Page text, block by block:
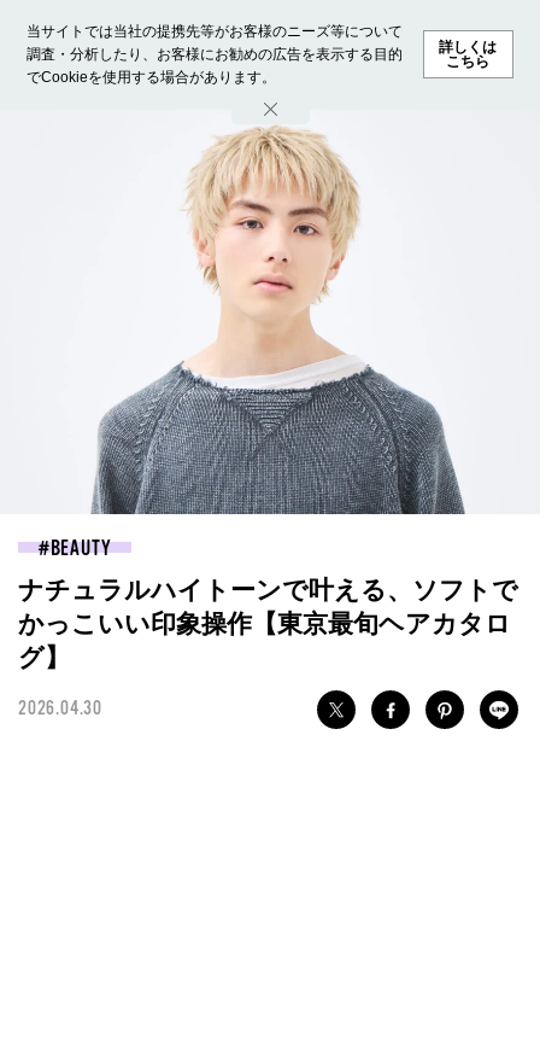
当サイトでは当社の提携先等がお客様のニーズ等について
調査・分析したり、お客様にお勧めの広告を表示する目的
でCookieを使用する場合があります。
詳しくは
こちら
ホーム モデル募集 ランキング ファッション ビューテ
BEAUTY
ナチュラルハイトーンで叶える、ソフトで
かっこいい印象操作【東京最旬ヘアカタロ
グ】
2026.04.30